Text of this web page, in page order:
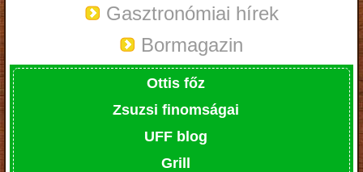
Gasztronómiai hírek
Bormagazin
Ottis főz
Zsuzsi finomságai
UFF blog
Grill